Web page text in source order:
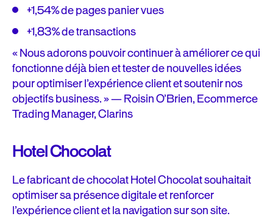
+1,54% de pages panier vues
+1,83% de transactions
« Nous adorons pouvoir continuer à améliorer ce qui
fonctionne déjà bien et tester de nouvelles idées
pour optimiser l’expérience client et soutenir nos
objectifs business. » — Roisin O’Brien, Ecommerce
Trading Manager, Clarins
Hotel Chocolat
Le fabricant de chocolat Hotel Chocolat souhaitait
optimiser sa présence digitale et renforcer
l’expérience client et la navigation sur son site.